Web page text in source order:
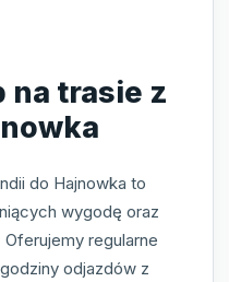
na trasie z
do Hajnowka to
wygodę oraz
regularne
odjazdów z